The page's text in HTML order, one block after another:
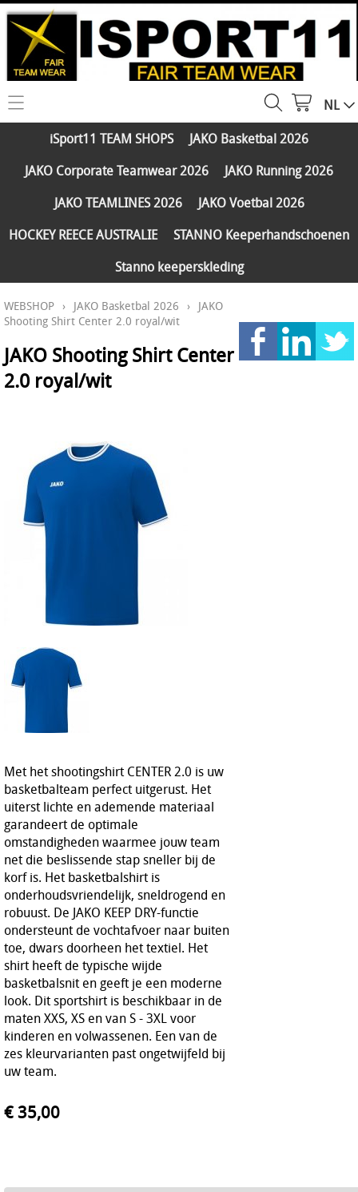
HOME
WEBSHOP
JAKO Running 2026
JAKO TEAMLINES 2026
JAKO Voetbal 2026
HOCKEY REECE AUSTRALIE
Stanno keeperskleding
PARTNERS
Klantengroepen
CONTACT
MY ISPORT11
JAKO Matentabellen
NL
iSport11 TEAM SHOPS
JAKO Basketbal 2026
JAKO Corporate Teamwear 2026
JAKO Running 2026
JAKO TEAMLINES 2026
JAKO Voetbal 2026
HOCKEY REECE AUSTRALIE
STANNO Keeperhandschoenen
Stanno keeperskleding
WEBSHOP › JAKO Basketbal 2026 › JAKO
Shooting Shirt Center 2.0 royal/wit
JAKO Shooting Shirt Center
2.0 royal/wit
Met het shootingshirt CENTER 2.0 is uw
basketbalteam perfect uitgerust. Het
uiterst lichte en ademende materiaal
garandeert de optimale
omstandigheden waarmee jouw team
net die beslissende stap sneller bij de
korf is. Het basketbalshirt is
onderhoudsvriendelijk, sneldrogend en
robuust. De JAKO KEEP DRY-functie
ondersteunt de vochtafvoer naar buiten
toe, dwars doorheen het textiel. Het
shirt heeft de typische wijde
basketbalsnit en geeft je een moderne
look. Dit sportshirt is beschikbaar in de
maten XXS, XS en van S - 3XL voor
kinderen en volwassenen. Een van de
zes kleurvarianten past ongetwijfeld bij
uw team.
€ 35,00